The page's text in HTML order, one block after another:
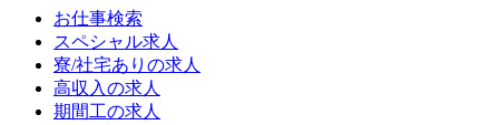
お仕事検索
スペシャル求人
寮/社宅ありの求人
高収入の求人
期間工の求人